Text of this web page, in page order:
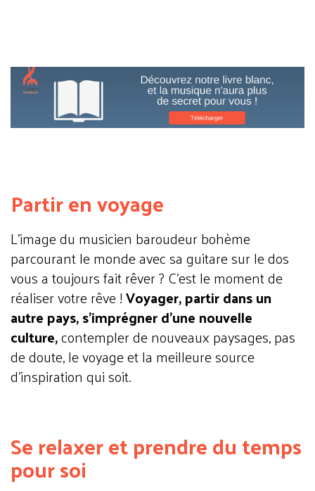
Partir en voyage
L’image du musicien baroudeur bohème
parcourant le monde avec sa guitare sur le dos
vous a toujours fait rêver ? C’est le moment de
réaliser votre rêve !Voyager, partir dans un
autre pays, s’imprégner d’une nouvelle
culture,contempler de nouveaux paysages, pas
de doute, le voyage et la meilleure source
d’inspiration qui soit.
Se relaxer et prendre du temps
pour soi